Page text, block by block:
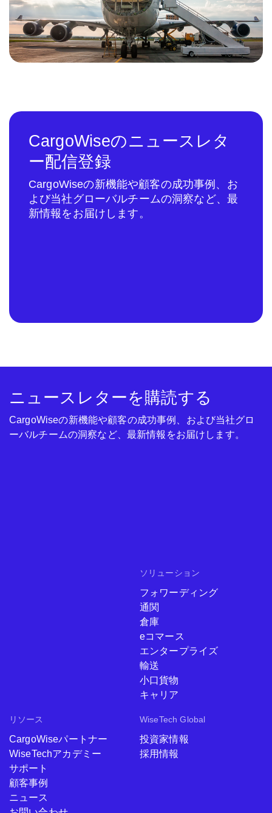
CargoWiseのニュースレタ
ー配信登録
CargoWiseの新機能や顧客の成功事例、お
よび当社グローバルチームの洞察など、最
新情報をお届けします。
ソリューション
フォワーディング
通関
倉庫
eコマース
エンタープライズ
輸送
小口貨物
キャリア
リソース
CargoWiseパートナー
WiseTechアカデミー
サポート
顧客事例
ニュース
WiseTech Global
投資家情報
採用情報
ニュースレターを購読する
CargoWiseの新機能や顧客の成功事例、および当社グロ
ーバルチームの洞察など、最新情報をお届けします。